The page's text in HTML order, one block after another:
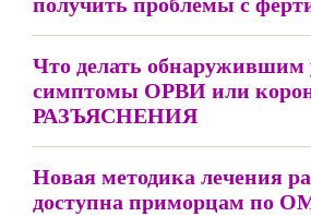
Что делать обнаружившим
симптомы ОРВИ или
РАЗЪЯСНЕНИЯ
Новая методика лечения
доступна приморцам по